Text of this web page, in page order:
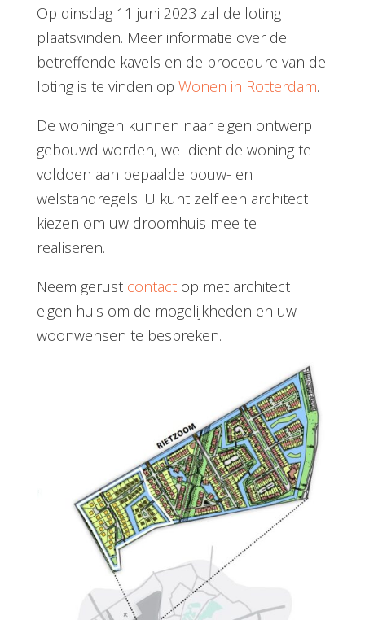
Op dinsdag 11 juni 2023 zal de loting
plaatsvinden. Meer informatie over de
betreffende kavels en de procedure van de
loting is te vinden op Wonen in Rotterdam.
De woningen kunnen naar eigen ontwerp
gebouwd worden, wel dient de woning te
voldoen aan bepaalde bouw- en
welstandregels. U kunt zelf een architect
kiezen om uw droomhuis mee te
realiseren.
Neem gerust contactop met architect
eigen huis om de mogelijkheden en uw
woonwensen te bespreken.